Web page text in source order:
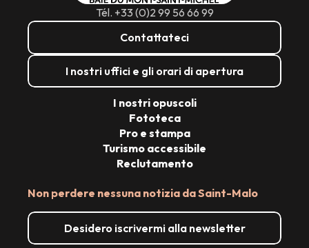
Tél. +33 (0)2 99 56 66 99
Contattateci
I nostri uffici e gli orari di apertura
Non perdere nessuna notizia da Saint-Malo
Desidero iscrivermi alla newsletter
I nostri opuscoli
Fototeca
Pro e stampa
Turismo accessibile
Reclutamento